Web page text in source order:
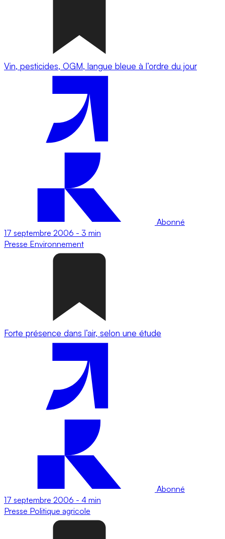
Vin, pesticides, OGM, langue bleue à l’ordre du jour
Abonné
17 septembre 2006 - 3 min
Presse Environnement
Forte présence dans l’air, selon une étude
Abonné
17 septembre 2006 - 4 min
Presse Politique agricole